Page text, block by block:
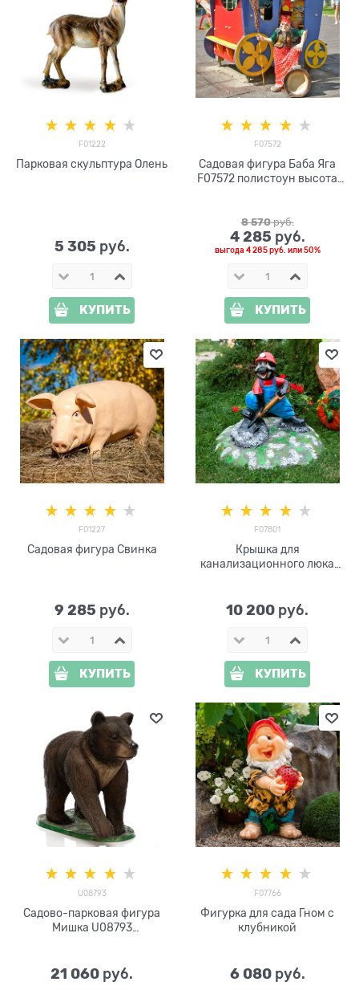
F01222
Парковая скульптура Олень
5 305 руб.
КУПИТЬ
F07572
Садовая фигура Баба Яга
F07572 полистоун высота
8 570 руб.
4 285 руб.
выгода 4 285 руб. или50%
КУПИТЬ
F01227
Садовая фигура Свинка
9 285 руб.
КУПИТЬ
F07801
Крышка для
канализационного люка
см
10 200 руб.
КУПИТЬ
U08793
Садово-парковая фигура
Мишка U08793
21 060 руб.
F07766
Фигурка для сада Гном с
клубникой
6 080 руб.